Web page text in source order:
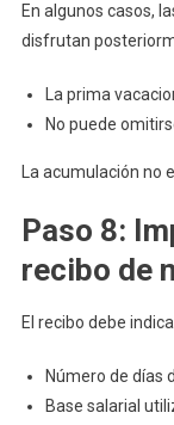
En algunos casos,
disfrutan
La prima
No puede
La acumulación no
Paso 8:
recibo de
El recibo debe
Número de días
Base salarial